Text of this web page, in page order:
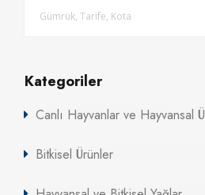
Kategoriler
Canlı Hayvanlar ve Hayvansal
Bitkisel Ürünler